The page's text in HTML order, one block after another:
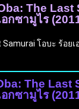
The Last
อกซามูไร
Samurai โอบะ ร้อย
The Last
อกซามูไร